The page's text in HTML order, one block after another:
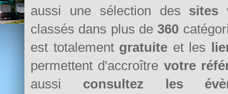
aussi une sélection des sites
classés dans plus de360
est totalement gratuite et les
permettent d'accroître votre
aussi consultez les